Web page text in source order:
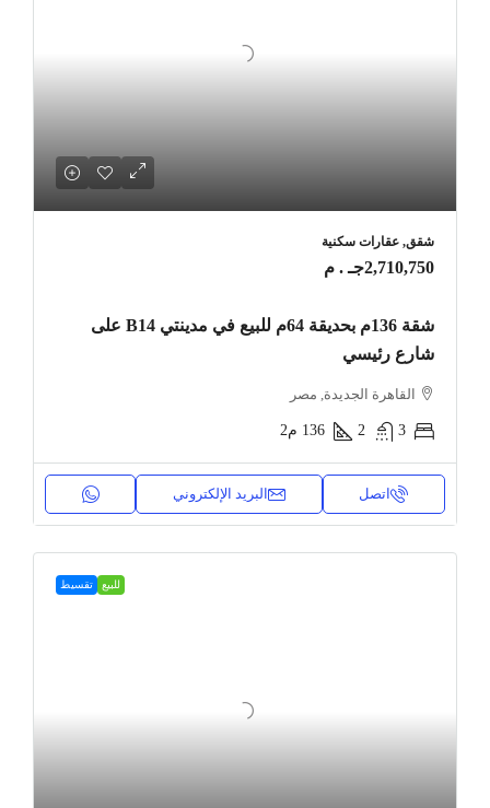
شقق, عقارات سكنية
2,710,750جـ . م
شقة 136م بحديقة 64م للبيع في مدينتي B14 على
شارع رئيسي
القاهرة الجديدة, مصر
3
2
136 م2
اتصل البريد الإلكتروني
للبيع تقسيط